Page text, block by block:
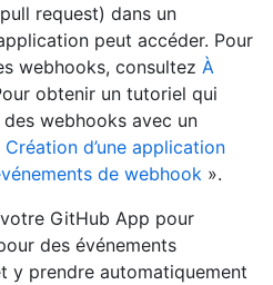
request) dans un
peut accéder. Pour
webhooks, consultez À
obtenir un tutoriel qui
webhooks avec un
Création d’une application
de webhook ».
GitHub App pour
des événements
y prendre automatiquement